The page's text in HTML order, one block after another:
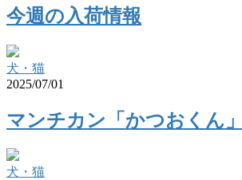
今週の入荷情報
犬・猫
2025/07/01
マンチカン「かつおくん」
犬・猫